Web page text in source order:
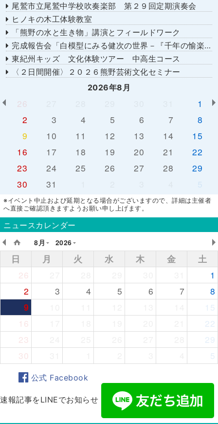
尾鷲市立尾鷲中学校吹奏楽部 第２９回定期演奏会
ヒノキの木工体験教室
「熊野の水と生き物」講演とフィールドワーク
完成報告会「白模型にみる健次の世界－『千年の愉楽』『奇蹟』より－」
東紀州キッズ 文化体験ツアー 中高生コース
〈２日間開催〉２０２６熊野芸術文化セミナー
2026年8月
26
1
2
3 4 5 6 7
8
9
10 11 12 13 14
15
16
17 18 19 20 21
22
23
24 25 26 27 28
29
30
31 5
※イベント中止および延期となる場合がございますので、詳細は主催者
へ直接ご確認頂きますようお願い申し上げます。
ニュースカレンダー
8月
2026
日 月 火 水 木 金
土
26
1
2
3 4 5 6 7
8
9
15
16
22
23
29
30
5
公式 Facebook
速報記事をLINEでお知らせ